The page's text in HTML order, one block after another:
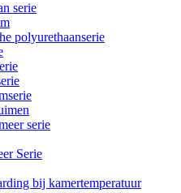
serie
polyurethaanserie
serie
Serie
bij kamertemperatuur